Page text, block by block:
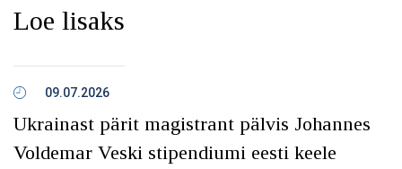
Loe lisaks
09.07.2026
Ukrainast pärit magistrant pälvis Johannes
Voldemar Veski stipendiumi eesti keele